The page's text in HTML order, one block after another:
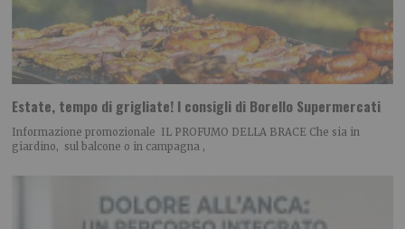
Estate, tempo di grigliate! I consigli di Borello Supermercati
Informazione promozionale IL PROFUMO DELLA BRACE Che sia in
giardino, sul balcone o in campagna ,